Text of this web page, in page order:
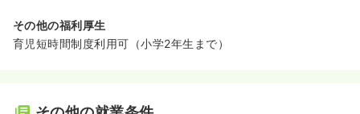
その他の福利厚生
育児短時間制度利用可（小学2年生まで）